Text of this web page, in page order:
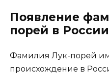
Появление
порей в России
Фамилия Лук-порей
происхождение в